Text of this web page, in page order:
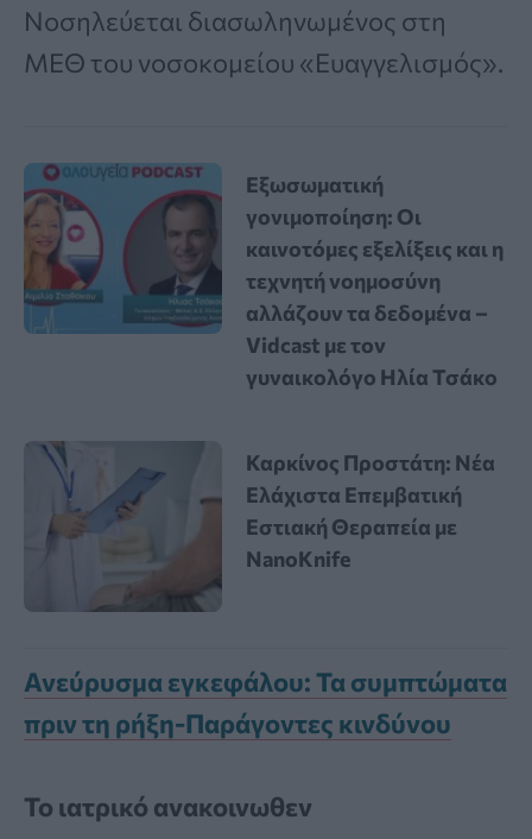
Νοσηλεύεται διασωληνωμένος στη
ΜΕΘ του νοσοκομείου «Ευαγγελισμός».
Εξωσωματική
γονιμοποίηση: Οι
καινοτόμες εξελίξεις και η
τεχνητή νοημοσύνη
αλλάζουν τα δεδομένα –
Vidcast με τον
γυναικολόγο Ηλία Τσάκο
Καρκίνος Προστάτη: Νέα
Ελάχιστα Επεμβατική
Εστιακή Θεραπεία με
NanoKnife
Ανεύρυσμα εγκεφάλου: Τα συμπτώματα
πριν τη ρήξη-Παράγοντες κινδύνου
Το ιατρικό ανακοινωθεν